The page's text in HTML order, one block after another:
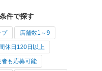
件で探す
プ 店舗数1～9
休日120日以上
者も応募可能